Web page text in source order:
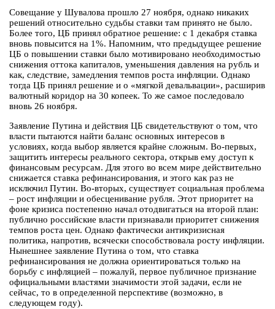
Совещание у Шувалова прошло 27 ноября, однако никаких
решений относительно судьбы ставки там принято не было.
Более того, ЦБ принял обратное решение: с 1 декабря ставка
вновь повысится на 1%. Напомним, что предыдущее решение
ЦБ о повышении ставки было мотивировано необходимостью
снижения оттока капиталов, уменьшения давления на рубль и
как, следствие, замедления темпов роста инфляции. Однако
тогда ЦБ принял решение и о «мягкой девальвации», расширив
валютный коридор на 30 копеек. То же самое последовало
вновь 26 ноября.
Заявление Путина и действия ЦБ свидетельствуют о том, что
власти пытаются найти баланс основных интересов в
условиях, когда выбор является крайне сложным. Во-первых,
защитить интересы реального сектора, открыв ему доступ к
финансовым ресурсам. Для этого во всем мире действительно
снижается ставка рефинансирования, и этого как раз не
исключил Путин. Во-вторых, существует социальная проблема
– рост инфляции и обесценивание рубля. Этот приоритет на
фоне кризиса постепенно начал отодвигаться на второй план:
публично российские власти признавали приоритет снижения
темпов роста цен. Однако фактически антикризисная
политика, напротив, всячески способствовала росту инфляции.
Нынешнее заявление Путина о том, что ставка
рефинансирования не должна ориентироваться только на
борьбу с инфляцией – пожалуй, первое публичное признание
официальными властями значимости этой задачи, если не
сейчас, то в определенной перспективе (возможно, в
следующем году).